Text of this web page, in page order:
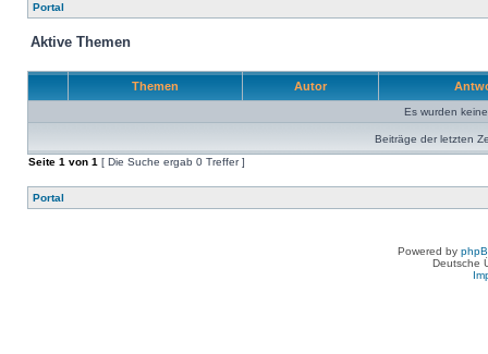
Portal
Aktive Themen
Themen Autor
Es wurden
Beiträge der letzten
Seite 1 von 1 [ Die Suche ergab 0 Treffer ]
Portal
Powered by
Deutsche